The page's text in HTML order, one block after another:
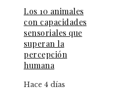
Los 10 animales
con capacidades
sensoriales que
superan la
percepción
humana
Hace 4 días